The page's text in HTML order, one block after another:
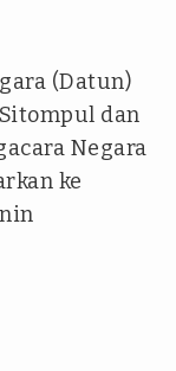
(Datun)
dan
Negara
ke